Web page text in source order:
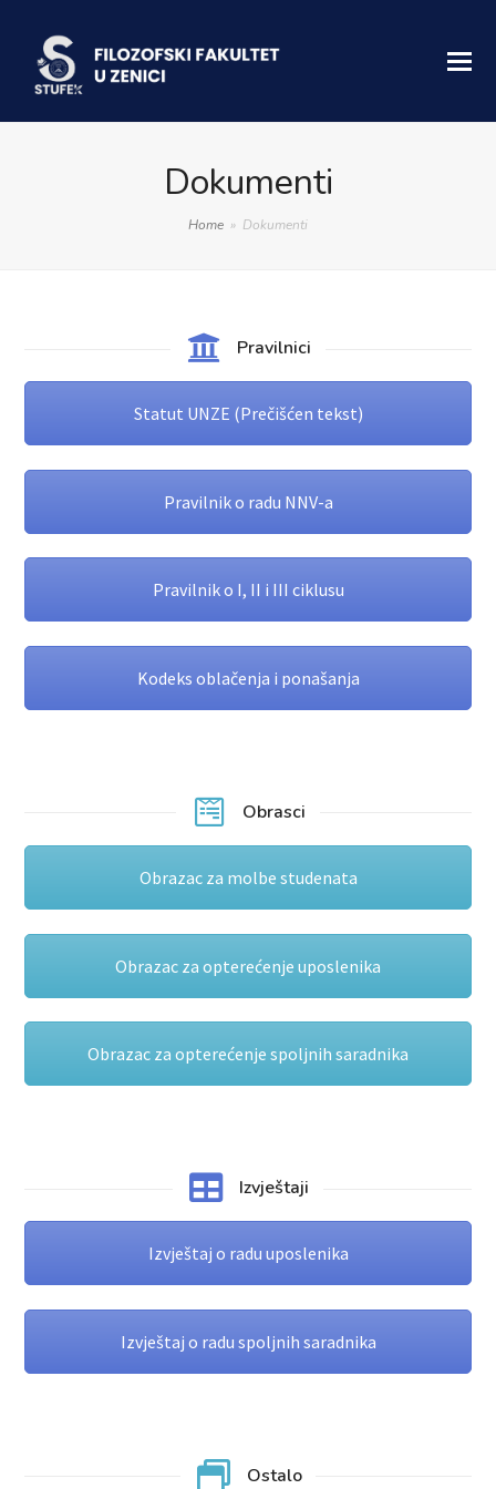
Dokumenti
Home » Dokumenti
Pravilnici
Statut UNZE (Prečišćen tekst)
Pravilnik o radu NNV-a
Pravilnik o I, II i III ciklusu
Kodeks oblačenja i ponašanja
Obrasci
Obrazac za molbe studenata
Obrazac za opterećenje uposlenika
Obrazac za opterećenje spoljnih saradnika
Izvještaji
Izvještaj o radu uposlenika
Izvještaj o radu spoljnih saradnika
Ostalo